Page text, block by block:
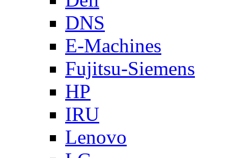
DNS
E-Machines
Fujitsu-Siemens
HP
IRU
Lenovo